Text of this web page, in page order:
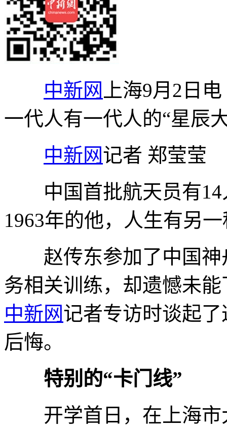
中新网 上海9月2日
一代人有一代人的“星辰
中新网记者 郑莹莹
中国首批航天员有14
1963年的他，人生有另
赵传东参加了中国神
务相关训练，却遗憾未
中新网记者专访时谈起
后悔。
特别的“卡门线”
开学首日，在上海市